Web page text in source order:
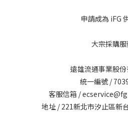
申請成為 iFG
大宗採購服
遠雄流通事業股
統一編號 /
客服信箱 /
地址 / 221新北市汐止區新